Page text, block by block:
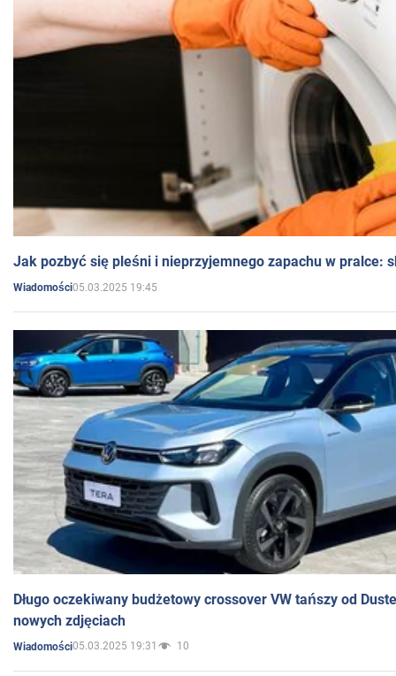
Jak pozbyć się pleśni i nieprzyjemnego zapachu w pralce:
Wiadomości05.03.2025 19:45
Długo oczekiwany budżetowy crossover VW tańszy od
nowych zdjęciach
Wiadomości05.03.2025 19:31 10